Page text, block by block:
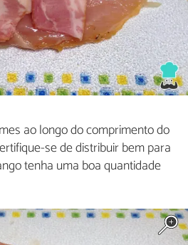
ao longo do comprimento do
se de distribuir bem para
tenha uma boa quantidade